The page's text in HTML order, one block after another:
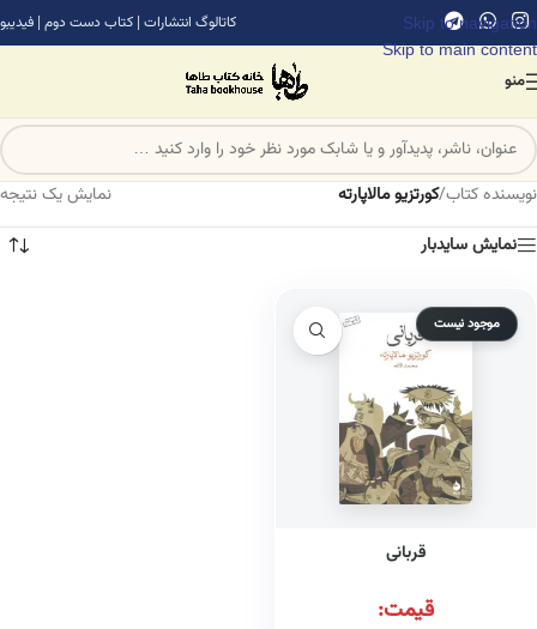
Skip to navigation
Skip to main content
کاتالوگ انتشارات | کتاب دست دوم | فیدیبو
منو
نویسنده کتاب/کورتزیو مالاپارته
نمایش یک نتیجه
نمایش سایدبار
موجود نیست
قربانی
قیمت: